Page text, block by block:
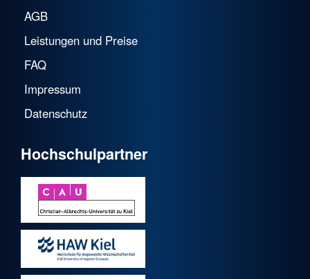
AGB
Leistungen und Preise
FAQ
Impressum
Datenschutz
Hochschulpartner